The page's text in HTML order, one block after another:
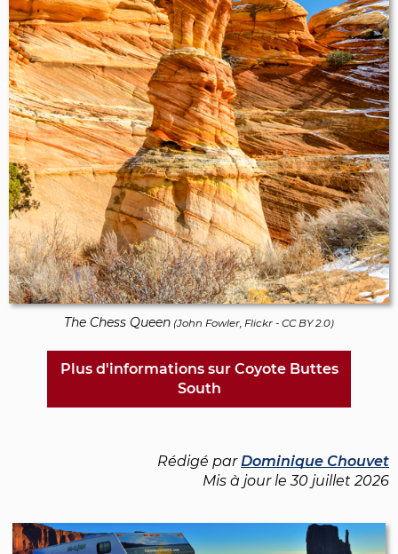
The Chess Queen (John Fowler, Flickr - CC BY 2.0)
Plus d'informations sur Coyote Buttes
South
Rédigé par Dominique Chouvet
Mis à jour le30 juillet 2026